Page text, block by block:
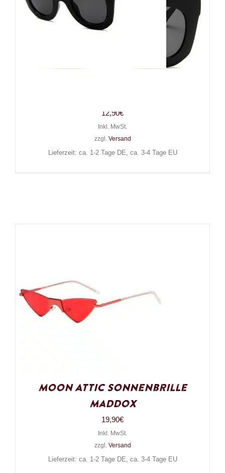
12,90€
Inkl. MwSt.
zzgl. Versand
Lieferzeit: ca. 1-2 Tage DE, ca. 3-4 Tage EU
Moon Attic Sonnenbrille
Maddox
19,90€
Inkl. MwSt.
zzgl. Versand
Lieferzeit: ca. 1-2 Tage DE, ca. 3-4 Tage EU